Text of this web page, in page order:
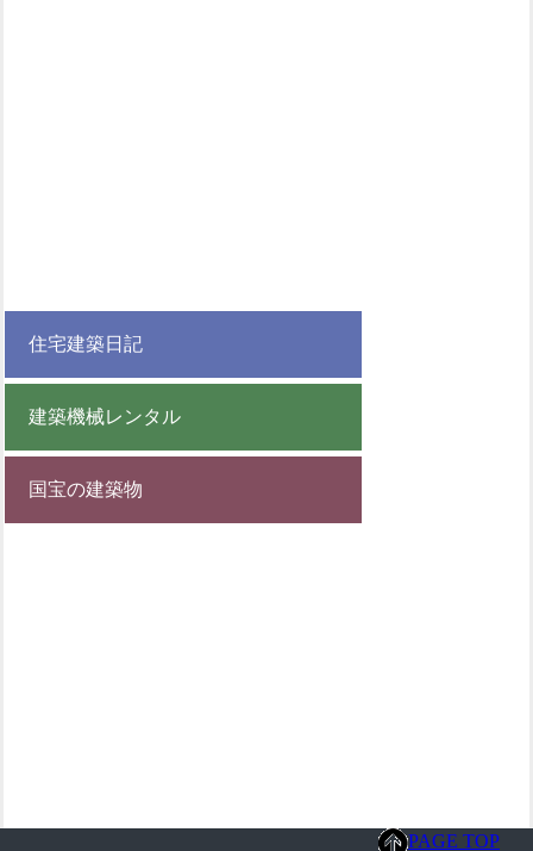
住宅建築日記
建築機械レンタル
国宝の建築物
PAGE TOP